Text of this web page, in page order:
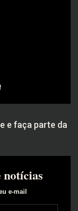
e faça parte da
notícias
e-mail